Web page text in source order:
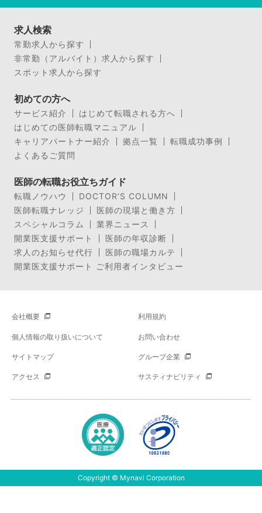
求人検索
常勤求人から探す
非常勤（アルバイト）求人から探す
スポット求人から探す
初めての方へ
サービス紹介
はじめて転職される方へ
はじめての医師転職マニュアル
キャリアパートナー紹介
拠点一覧
転職成功事例
よくあるご質問
医師の転職お役立ちガイド
転職ノウハウ
DOCTOR’S COLUMN
医師転職ナレッジ
医師の現場と働き方
スペシャルコラム
業界ニュース
開業医支援サポート
医師の年収診断
求人のお知らせ代行
医師の職場カルテ
開業医支援サポート ご利用者インタビュー
会社概要 利用規約
個人情報の取り扱いについて お問い合わせ
サイトマップ グループ企業
アクセス サスティナビリティ
Copyright © Mynavi Corporation